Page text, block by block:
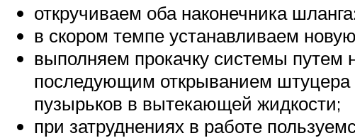
откручиваем оба наконечника
в скором темпе устанавливаем
выполняем прокачку системы путем
последующим открыванием штуцера
пузырьков в вытекающей жидкости;
при затруднениях в работе